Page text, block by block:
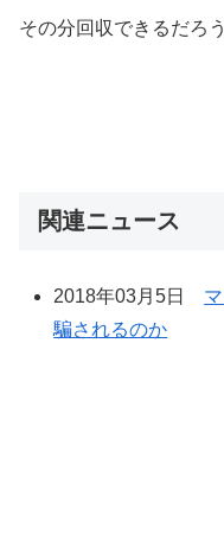
その分回収できるだろ
関連ニュース
2018年03月5日
騙されるのか